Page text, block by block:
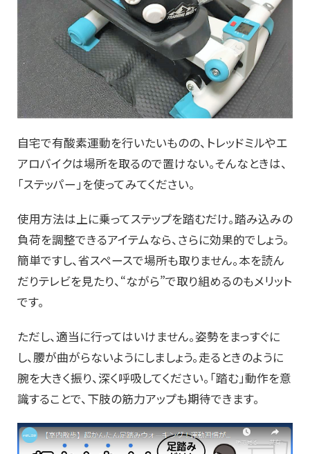
自宅で有酸素運動を行いたいものの、トレッドミルやエ
アロバイクは場所を取るので置けない。そんなときは、
「ステッパー」を使ってみてください。
使用方法は上に乗ってステップを踏むだけ。踏み込みの
負荷を調整できるアイテムなら、さらに効果的でしょう。
簡単ですし、省スペースで場所も取りません。本を読ん
だりテレビを見たり、“ながら”で取り組めるのもメリット
です。
ただし、適当に行ってはいけません。姿勢をまっすぐに
し、腰が曲がらないようにしましょう。走るときのように
腕を大きく振り、深く呼吸してください。「踏む」動作を意
識することで、下肢の筋力アップも期待できます。